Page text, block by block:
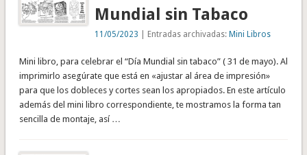
Mundial sin Tabaco
11/05/2023 | Entradas archivadas: Mini Libros
Mini libro, para celebrar el “Día Mundial sin tabaco” ( 31 de mayo). Al
imprimirlo asegúrate que está en «ajustar al área de impresión»
para que los dobleces y cortes sean los apropiados. En este artículo
además del mini libro correspondiente, te mostramos la forma tan
sencilla de montaje, así …